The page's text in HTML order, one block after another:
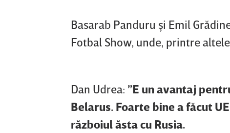
Basarab Panduru şi Emil
Fotbal Show, unde, printre
Dan Udrea: ”E un avantaj
Belarus. Foarte bine a făcut
războiul ăsta cu Rusia.